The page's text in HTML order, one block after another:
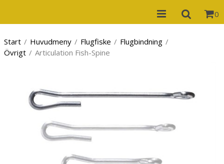
0
Start / Huvudmeny / Flugfiske / Flugbindning /
Övrigt / Articulation Fish-Spine